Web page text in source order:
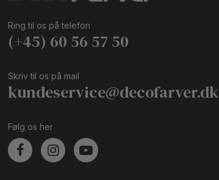
Ring til os på telefon
(+45) 60 56 57 50
Skriv til os på mail
kundeservice@decofarver.dk
Følg os her